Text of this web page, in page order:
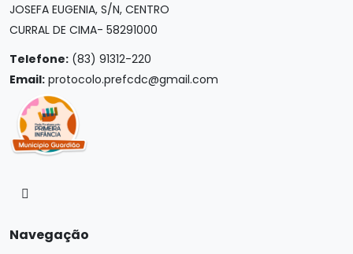
JOSEFA EUGENIA, S/N, CENTRO
CURRAL DE CIMA- 58291000
Telefone: (83) 91312-220
Email: protocolo.prefcdc@gmail.com
Navegação